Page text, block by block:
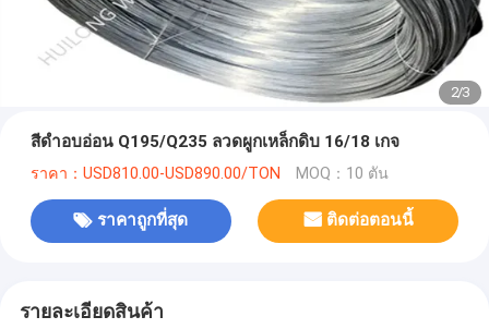
2/3
สีดำอบอ่อน Q195/Q235 ลวดผูกเหล็กดิบ 16/18 เกจ
ราคา：USD810.00-USD890.00/TON MOQ：10 ตัน
ราคาถูกที่สุด ติดต่อตอนนี้
รายละเอียดสินค้า